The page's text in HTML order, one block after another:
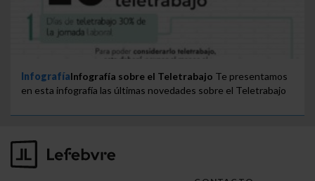
InfografíaInfografía sobre el Teletrabajo Te presentamos
en esta infografía las últimas novedades sobre el Teletrabajo